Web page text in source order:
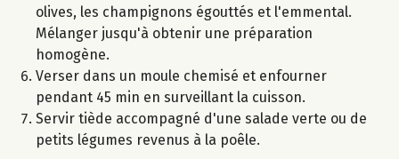
olives, les champignons égouttés et l'emmental.
Mélanger jusqu'à obtenir une préparation
homogène.
Verser dans un moule chemisé et enfourner
pendant 45 min en surveillant la cuisson.
Servir tiède accompagné d'une salade verte ou de
petits légumes revenus à la poêle.